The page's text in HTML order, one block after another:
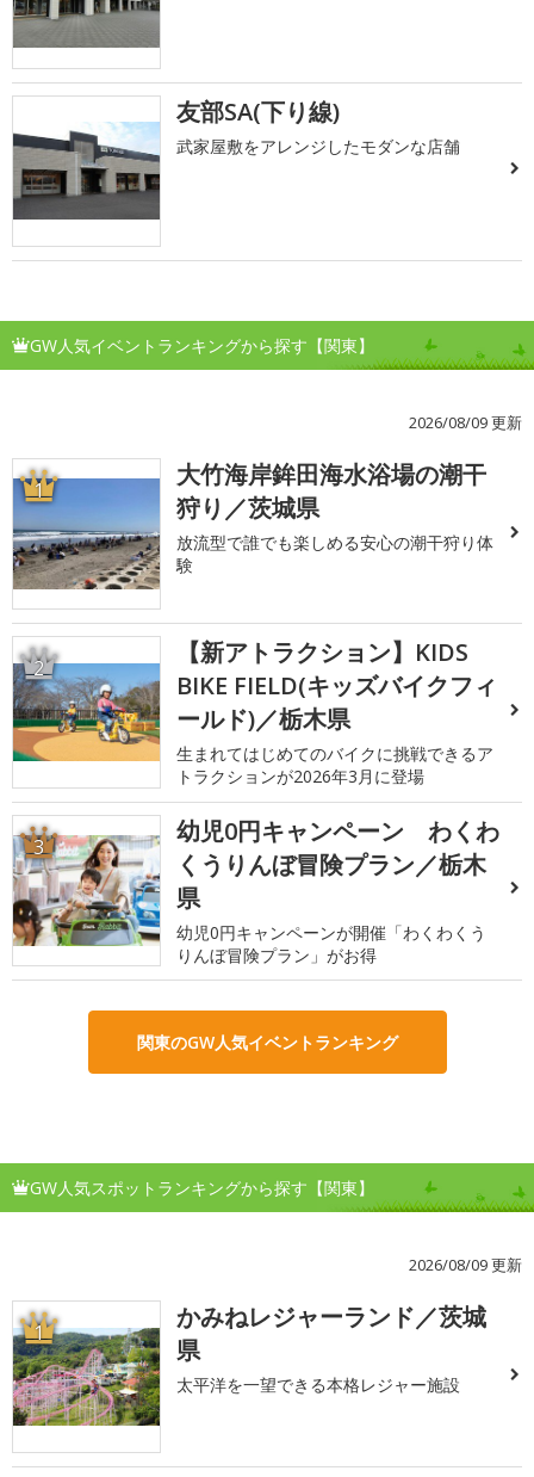
友部SA(下り線)
武家屋敷をアレンジしたモダンな店舗
GW人気イベントランキングから探す【関東】
2026/08/09 更新
1
大竹海岸鉾田海水浴場の潮干
狩り／茨城県
放流型で誰でも楽しめる安心の潮干狩り体
験
2
【新アトラクション】KIDS
BIKE FIELD(キッズバイクフィ
ールド)／栃木県
生まれてはじめてのバイクに挑戦できるア
トラクションが2026年3月に登場
3
幼児0円キャンペーン わくわ
くうりんぼ冒険プラン／栃木
県
幼児0円キャンペーンが開催「わくわくう
りんぼ冒険プラン」がお得
関東のGW人気イベントランキング
GW人気スポットランキングから探す【関東】
2026/08/09 更新
1
かみねレジャーランド／茨城
県
太平洋を一望できる本格レジャー施設